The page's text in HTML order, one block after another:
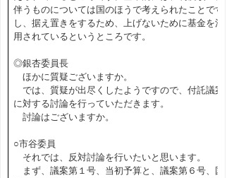
伴うものについては国のほうで考えられたことです
し、据え置きをするため、上げないために基金を活
用されているというところです。
◎銀杏委員長
ほかに質疑ございますか。
では、質疑が出尽くしたようですので、付託議案
に対する討論を行っていただきます。
討論はございますか。
○市谷委員
それでは、反対討論を行いたいと思います。
まず、議案第１号、当初予算と、議案第６号、国